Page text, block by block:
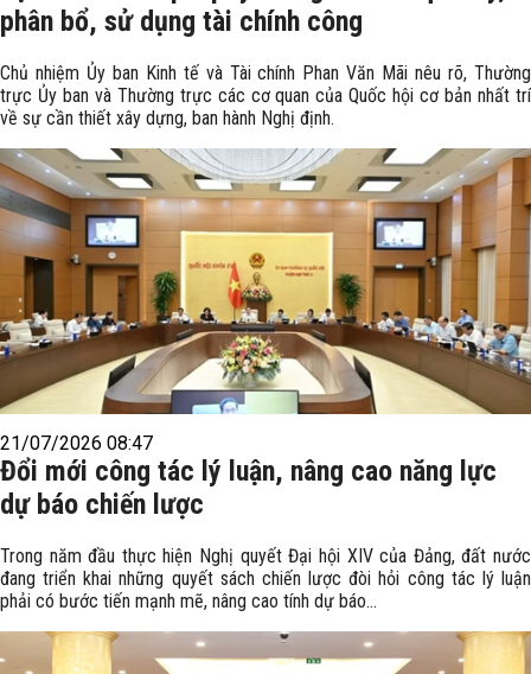
phân bổ, sử dụng tài chính công
Chủ nhiệm Ủy ban Kinh tế và Tài chính Phan Văn Mãi nêu rõ, Thường
trực Ủy ban và Thường trực các cơ quan của Quốc hội cơ bản nhất trí
về sự cần thiết xây dựng, ban hành Nghị định.
21/07/2026 08:47
Đổi mới công tác lý luận, nâng cao năng lực
dự báo chiến lược
Trong năm đầu thực hiện Nghị quyết Đại hội XIV của Đảng, đất nước
đang triển khai những quyết sách chiến lược đòi hỏi công tác lý luận
phải có bước tiến mạnh mẽ, nâng cao tính dự báo...